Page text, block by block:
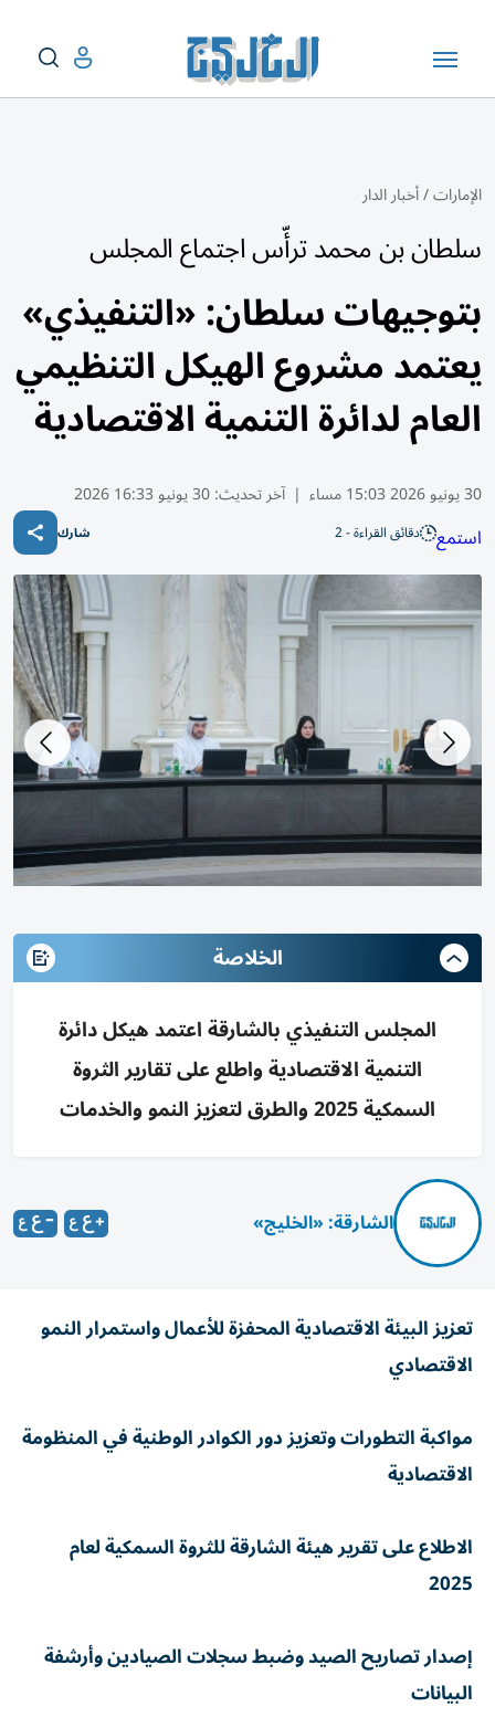
الإمارات/أخبار الدار
سلطان بن محمد ترأّس اجتماع المجلس
بتوجيهات سلطان: «التنفيذي»
يعتمد مشروع الهيكل التنظيمي
العام لدائرة التنمية الاقتصادية
30 يونيو 2026 15:03 مساء | آخر تحديث:30 يونيو 16:33 2026
استمع دقائق القراءة - 2 شارك
الخلاصة
المجلس التنفيذي بالشارقة اعتمد هيكل دائرة
التنمية الاقتصادية واطلع على تقارير الثروة
السمكية 2025 والطرق لتعزيز النمو والخدمات
الشارقة: «الخليج»
تعزيز البيئة الاقتصادية المحفزة للأعمال واستمرار النمو
الاقتصادي
مواكبة التطورات وتعزيز دور الكوادر الوطنية في المنظومة
الاقتصادية
الاطلاع على تقرير هيئة الشارقة للثروة السمكية لعام
2025
إصدار تصاريح الصيد وضبط سجلات الصيادين وأرشفة
البيانات